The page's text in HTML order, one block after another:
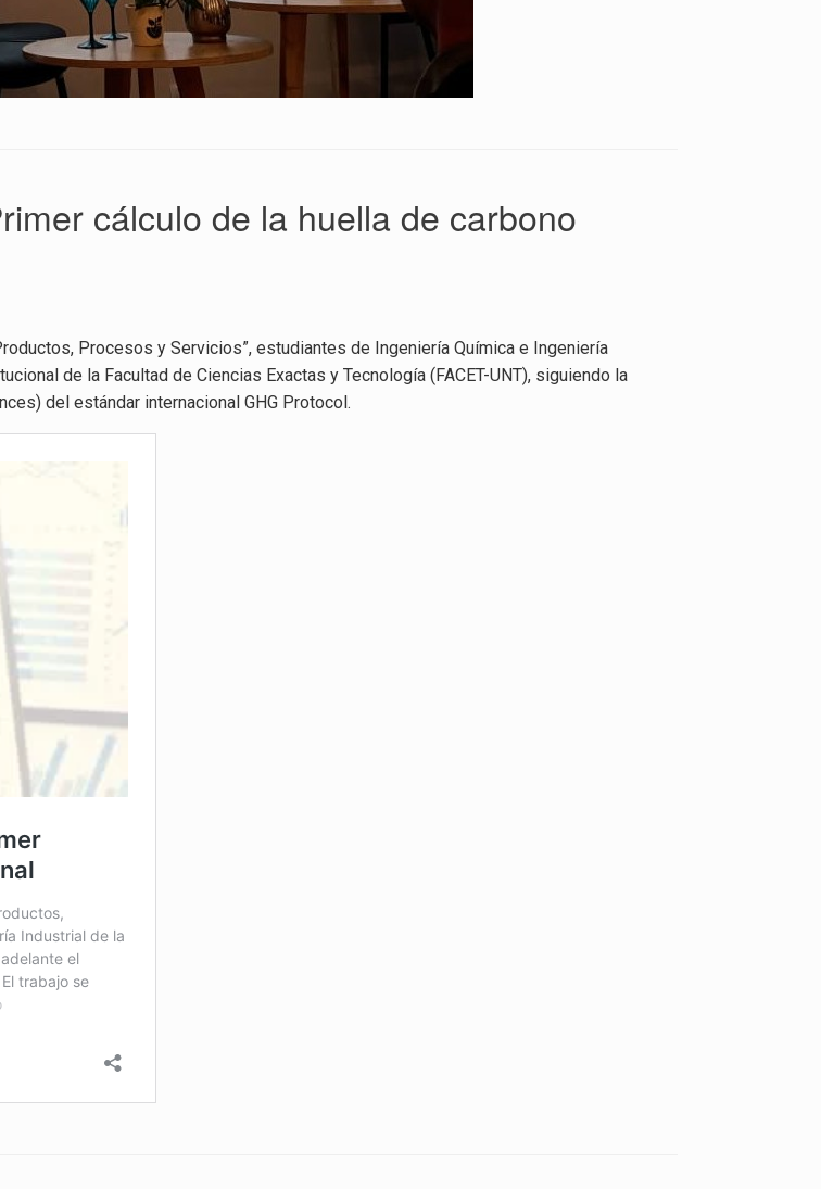
cálculo de la huella de carbono
Procesos y Servicios”, estudiantes de Ingeniería Química e Ingeniería
de la Facultad de Ciencias Exactas y Tecnología (FACET-UNT), siguiendo la
del estándar internacional GHG Protocol.